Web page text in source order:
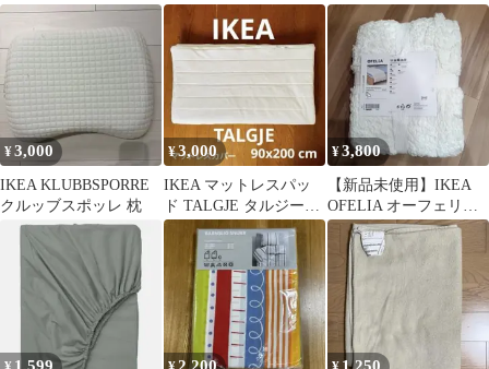
セット
ングル ボックスシー
ツ ブルー 2個
レー シングル 2点
¥3,000
IKEA KLUBBSPORRE
クルッブスポッレ 枕
¥3,000
IKEA マットレスパッ
ド TALGJE タルジー
90x200 cm ホワイト
¥3,800
【新品未使用】IKEA
OFELIA オーフェリ
ア 170×130